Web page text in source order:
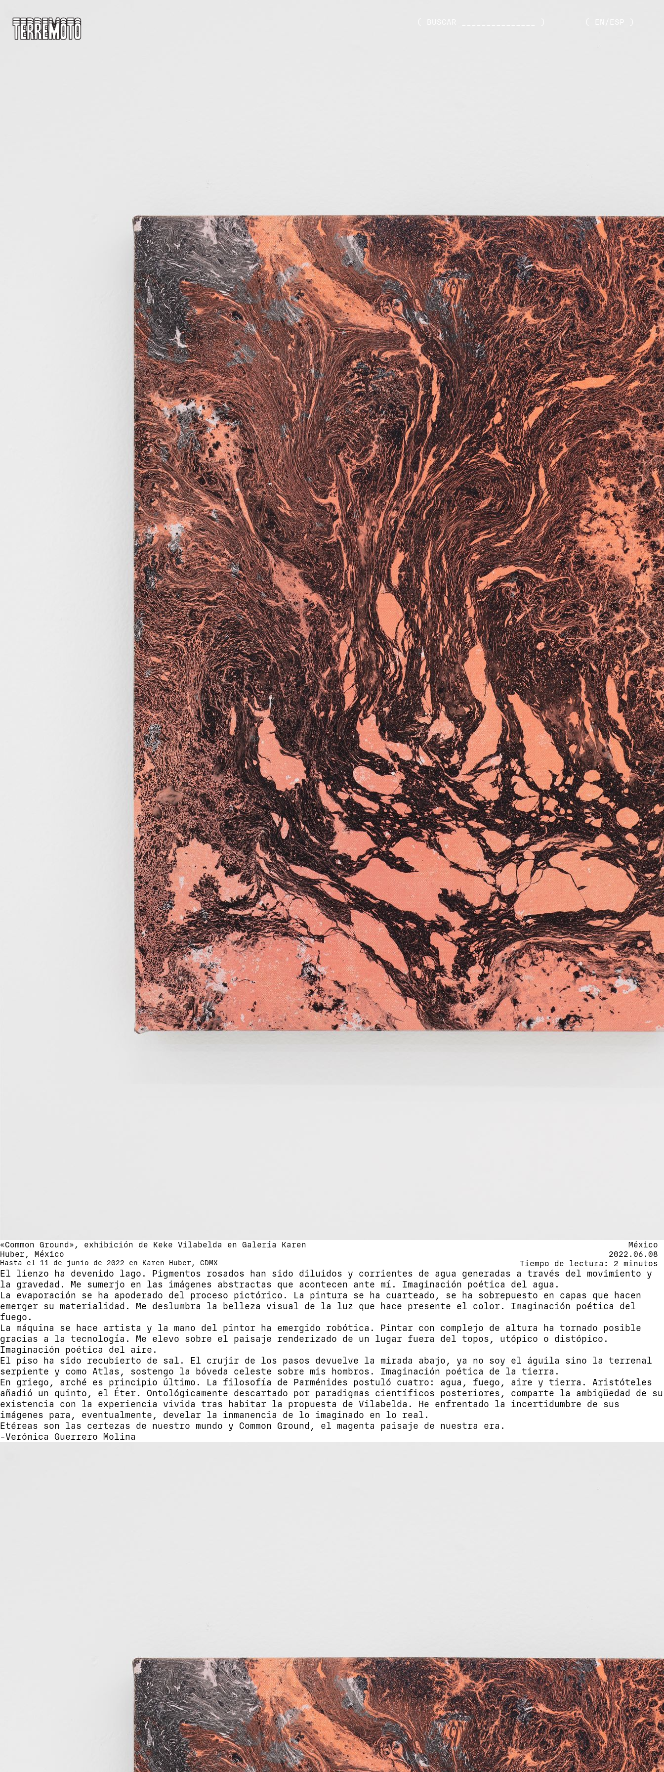
«Common Ground», exhibición de Keke Vilabelda en Galería Karen
Huber, México
Hasta el 11 de junio de 2022 en Karen Huber, CDMX
México
2022.06.08
Tiempo de lectura: 2 minutos
El lienzo ha devenido lago. Pigmentos rosados han sido diluidos y corrientes de agua generadas a través del movimiento y
la gravedad. Me sumerjo en las imágenes abstractas que acontecen ante mí. Imaginación poética del agua.
La evaporación se ha apoderado del proceso pictórico. La pintura se ha cuarteado, se ha sobrepuesto en capas que hacen
emerger su materialidad. Me deslumbra la belleza visual de la luz que hace presente el color. Imaginación poética del
fuego.
La máquina se hace artista y la mano del pintor ha emergido robótica. Pintar con complejo de altura ha tornado posible
gracias a la tecnología. Me elevo sobre el paisaje renderizado de un lugar fuera del topos, utópico o distópico.
Imaginación poética del aire.
El piso ha sido recubierto de sal. El crujir de los pasos devuelve la mirada abajo, ya no soy el águila sino la terrenal
serpiente y como Atlas, sostengo la bóveda celeste sobre mis hombros. Imaginación poética de la tierra.
En griego, arché es principio último. La filosofía de Parménides postuló cuatro: agua, fuego, aire y tierra. Aristóteles
añadió un quinto, el Éter. Ontológicamente descartado por paradigmas científicos posteriores, comparte la ambigüedad de su
existencia con la experiencia vivida tras habitar la propuesta de Vilabelda. He enfrentado la incertidumbre de sus
imágenes para, eventualmente, develar la inmanencia de lo imaginado en lo real.
Etéreas son las certezas de nuestro mundo y Common Ground, el magenta paisaje de nuestra era.
-Verónica Guerrero Molina